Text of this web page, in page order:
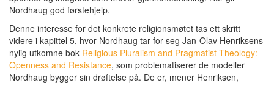
Nordhaug god førstehjelp.
Denne interesse for det konkrete religionsmøtet tas ett skritt
videre i kapittel 5, hvor Nordhaug tar for seg Jan-Olav Henriksens
nylig utkomne bok Religious Pluralism and Pragmatist Theology:
Openness and Resistance, som problematiserer de modeller
Nordhaug bygger sin drøftelse på. De er, mener Henriksen,